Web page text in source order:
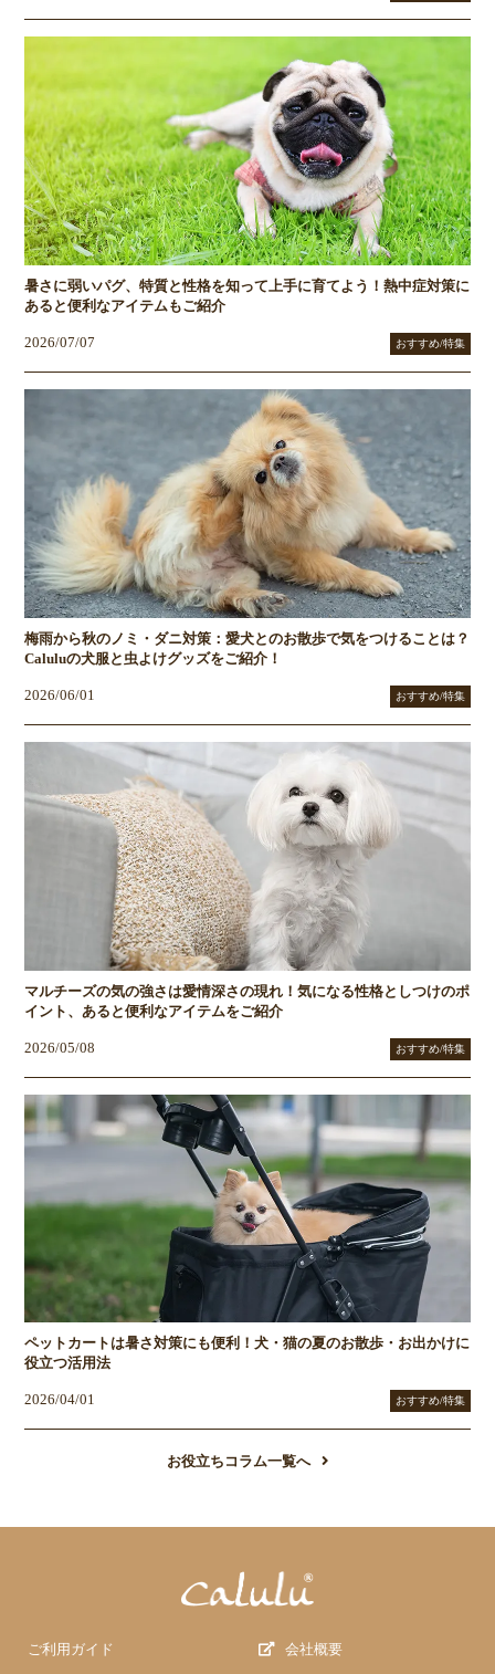
暑さに弱いパグ、特質と性格を知って上手に育てよう！熱中症対策に
あると便利なアイテムもご紹介
2026/07/07 おすすめ/特集
梅雨から秋のノミ・ダニ対策：愛犬とのお散歩で気をつけることは？
Caluluの犬服と虫よけグッズをご紹介！
2026/06/01 おすすめ/特集
マルチーズの気の強さは愛情深さの現れ！気になる性格としつけのポ
イント、あると便利なアイテムをご紹介
2026/05/08 おすすめ/特集
ペットカートは暑さ対策にも便利！犬・猫の夏のお散歩・お出かけに
役立つ活用法
2026/04/01 おすすめ/特集
お役立ちコラム一覧へ
ご利用ガイド 会社概要